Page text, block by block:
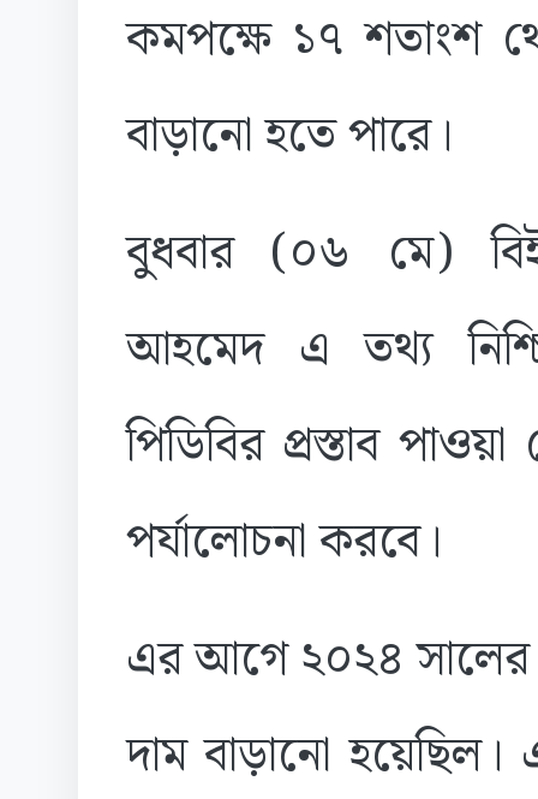
কমপক্ষে ১৭ শতাংশ
বাড়ানো হতে পারে।
বুধবার (০৬ মে)
আহমেদ এ তথ্য
পিডিবির প্রস্তাব
পর্যালোচনা করবে।
এর আগে ২০২৪ সালের
দাম বাড়ানো